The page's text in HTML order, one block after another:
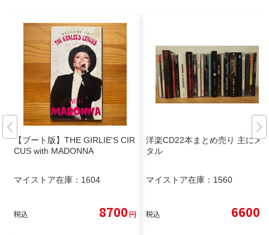
【ブート版】THE GIRLIE'S CIR
CUS with MADONNA
マイストア在庫： 1604
税込 8700円
洋楽CD22本まとめ売り 主にメ
タル
マイストア在庫： 1560
税込 6600